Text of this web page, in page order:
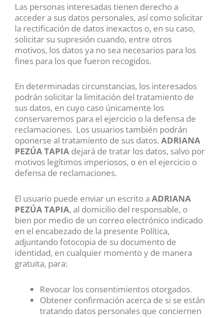
Las personas interesadas tienen derecho a
acceder a sus datos personales, así como solicitar
la rectificación de datos inexactos o, en su caso,
solicitar su supresión cuando, entre otros
motivos, los datos ya no sea necesarios para los
fines para los que fueron recogidos.
En determinadas circunstancias, los interesados
podrán solicitar la limitación del tratamiento de
sus datos, en cuyo caso únicamente los
conservaremos para el ejercicio o la defensa de
reclamaciones. Los usuarios también podrán
oponerse al tratamiento de sus datos. ADRIANA
PEZÚA TAPIA dejará de tratar los datos, salvo por
motivos legítimos imperiosos, o en el ejercicio o
defensa de reclamaciones.
El usuario puede enviar un escrito a ADRIANA
PEZÚA TAPIA, al domicilio del responsable, o
bien por medio de un correo electrónico indicado
en el encabezado de la presente Política,
adjuntando fotocopia de su documento de
identidad, en cualquier momento y de manera
gratuita, para:
Revocar los consentimientos otorgados.
Obtener confirmación acerca de si se están
tratando datos personales que conciernen